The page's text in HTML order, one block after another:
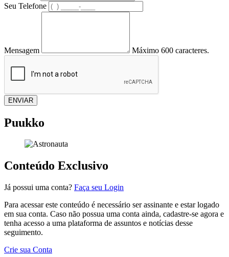
Seu Telefone
Mensagem Máximo 600 caracteres.
ENVIAR
Puukko
Conteúdo Exclusivo
Já possui uma conta? Faça seu Login
Para acessar este conteúdo é necessário ser assinante e estar logado
em sua conta. Caso não possua uma conta ainda, cadastre-se agora e
tenha acesso a uma plataforma de assuntos e notícias desse
seguimento.
Crie sua Conta